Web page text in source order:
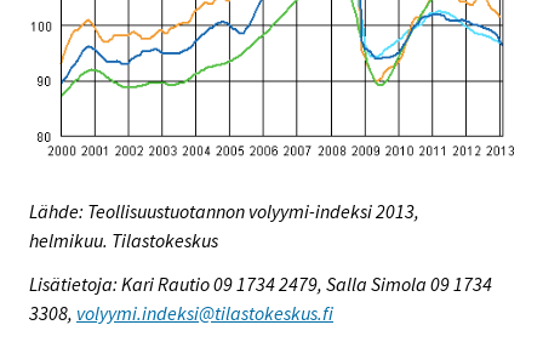
Lähde: Teollisuustuotannon volyymi-indeksi 2013,
helmikuu. Tilastokeskus
Lisätietoja: Kari Rautio 09 1734 2479, Salla Simola 09 1734
3308, volyymi.indeksi@tilastokeskus.fi